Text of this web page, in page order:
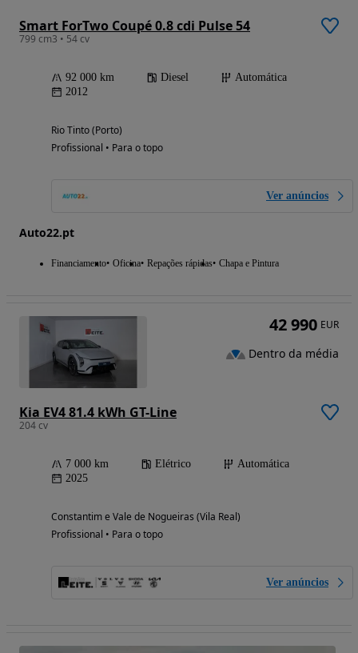
Smart ForTwo Coupé 0.8 cdi Pulse 54
799 cm3 • 54 cv
92 000 km Diesel
Automática
2012
Rio Tinto (Porto)
Profissional • Para o topo
Ver anúncios
Auto22.pt
Financiamento Oficina Repações rápidas Chapa e Pintura
Kia EV4 81.4 kWh GT-Line
204 cv
7 000 km Elétrico
Automática
2025
Constantim e Vale de Nogueiras (Vila Real)
Profissional • Para o topo
Ver anúncios
42 990 EUR
Dentro da média